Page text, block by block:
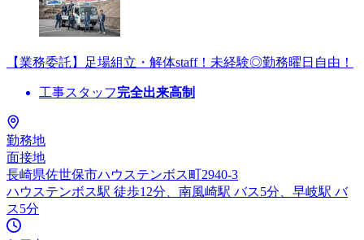
【業務委託】足場組立・解体staff！未経験◎勤務曜日自由！
工事スタッフ完全出来高制
勤務地
面接地
長崎県佐世保市ハウステンボス町2940-3
ハウステンボス駅 徒歩12分、南風崎駅 バス5分、早岐駅 バ
ス5分